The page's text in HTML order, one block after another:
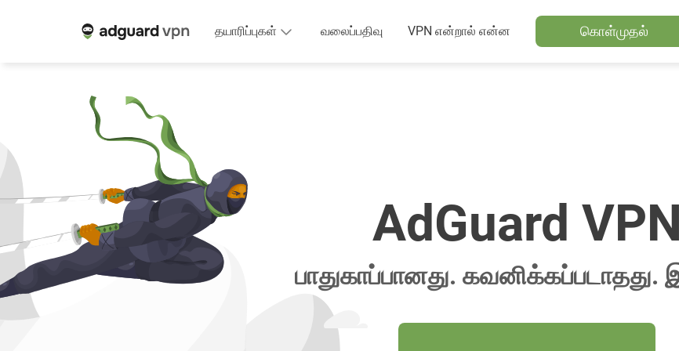
தயாரிப்புகள் வலைப்பதிவு VPN என்றால் என்ன கொள்முதல்
AdGuard VPN
பாதுகாப்பானது.